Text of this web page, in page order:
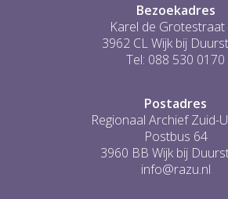
Bezoekadres
Karel de Grotestraat
3962 CL Wijk bij
Tel: 088 530 0170
Postadres
Regionaal Archief Zuid-
Postbus 64
3960 BB Wijk bij
info@razu.nl